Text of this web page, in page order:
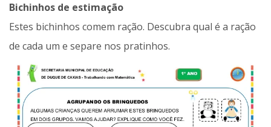
Bichinhos de estimação
Estes bichinhos comem ração. Descubra qual é a ração
de cada um e separe nos pratinhos.